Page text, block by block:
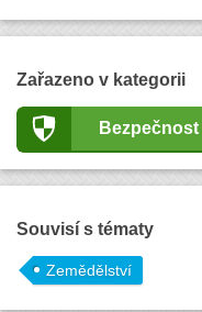
Zařazeno v kategorii
Bezpečnost
Souvisí s tématy
Zemědělství